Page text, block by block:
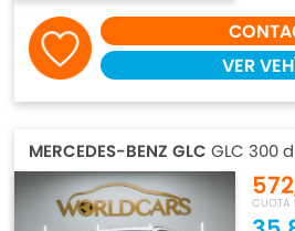
VER
MERCEDES-BENZ GLC GLC 300
CUOTA